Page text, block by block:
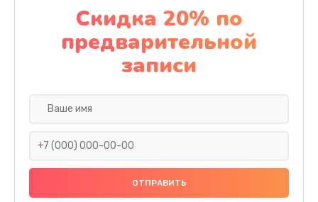
Настройка ОС
1060 руб.
Заказать
Настройка BIOS
1490 руб.
Скидка 20% по
предварительной
записи